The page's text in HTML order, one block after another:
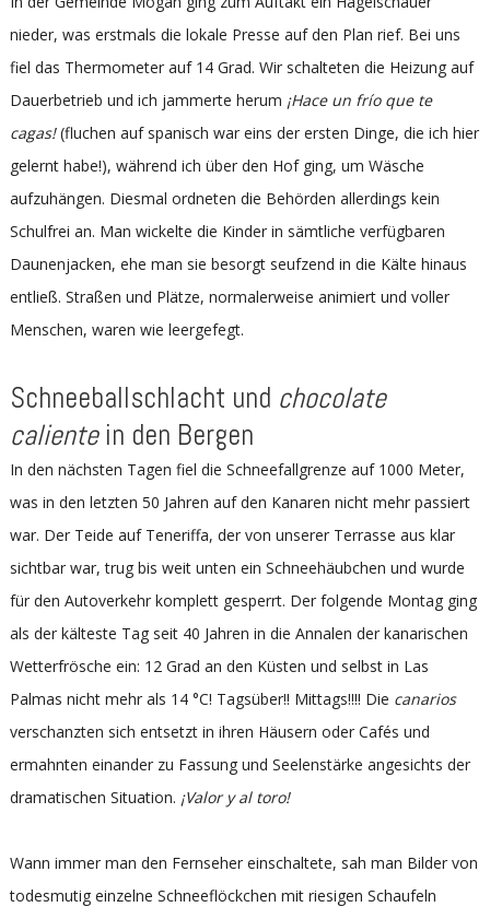
nieder, was erstmals die lokale Presse auf den Plan rief. Bei uns
fiel das Thermometer auf 14 Grad. Wir schalteten die Heizung auf
Dauerbetrieb und ich jammerte herum ¡Hace un frío que te
cagas!(fluchen auf spanisch war eins der ersten Dinge, die ich hier
gelernt habe!), während ich über den Hof ging, um Wäsche
aufzuhängen. Diesmal ordneten die Behörden allerdings kein
Schulfrei an. Man wickelte die Kinder in sämtliche verfügbaren
Daunenjacken, ehe man sie besorgt seufzend in die Kälte hinaus
entließ. Straßen und Plätze, normalerweise animiert und voller
Menschen, waren wie leergefegt.
Schneeballschlacht und chocolate
caliente in den Bergen
In den nächsten Tagen fiel die Schneefallgrenze auf 1000 Meter,
was in den letzten 50 Jahren auf den Kanaren nicht mehr passiert
war. Der Teide auf Teneriffa, der von unserer Terrasse aus klar
sichtbar war, trug bis weit unten ein Schneehäubchen und wurde
für den Autoverkehr komplett gesperrt. Der folgende Montag ging
als der kälteste Tag seit 40 Jahren in die Annalen der kanarischen
Wetterfrösche ein: 12 Grad an den Küsten und selbst in Las
Palmas nicht mehr als 14 °C! Tagsüber!! Mittags!!!! Die canarios
verschanzten sich entsetzt in ihren Häusern oder Cafés und
ermahnten einander zu Fassung und Seelenstärke angesichts der
dramatischen Situation. ¡Valor y al toro!
Wann immer man den Fernseher einschaltete, sah man Bilder von
todesmutig einzelne Schneeflöckchen mit riesigen Schaufeln